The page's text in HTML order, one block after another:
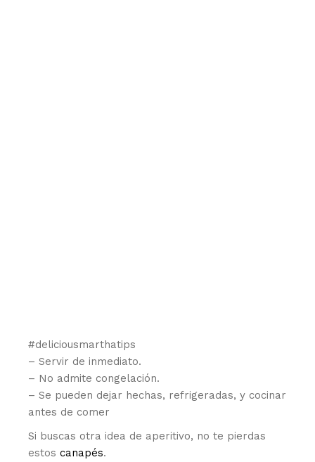
#deliciousmarthatips
– Servir de inmediato.
– No admite congelación.
– Se pueden dejar hechas, refrigeradas, y cocinar
antes de comer
Si buscas otra idea de aperitivo, no te pierdas
estoscanapés.